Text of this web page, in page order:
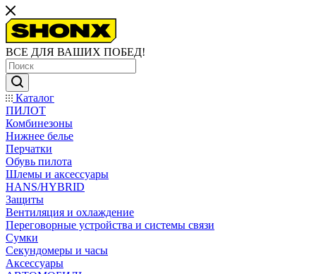
ВСЕ ДЛЯ ВАШИХ ПОБЕД!
Каталог
ПИЛОТ
Комбинезоны
Нижнее белье
Перчатки
Обувь пилота
Шлемы и аксессуары
HANS/HYBRID
Защиты
Вентиляция и охлаждение
Переговорные устройства и системы связи
Сумки
Секундомеры и часы
Аксессуары